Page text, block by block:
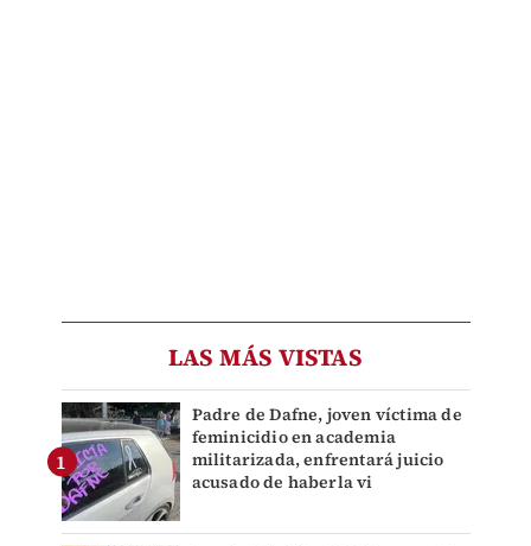
LAS MÁS VISTAS
Padre de Dafne, joven víctima de
feminicidio en academia
militarizada, enfrentará juicio
acusado de haberla vi